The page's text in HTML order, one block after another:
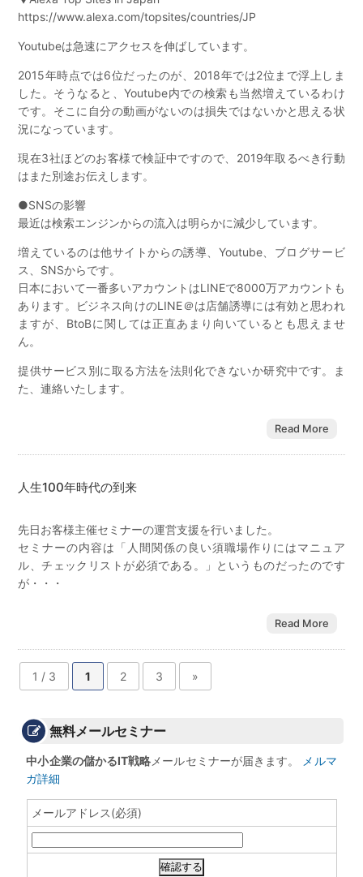
https://www.alexa.com/topsites/countries/JP
Youtubeは急速にアクセスを伸ばしています。
2015年時点では6位だったのが、2018年では2位まで浮上しま
した。そうなると、Youtube内での検索も当然増えているわけ
です。そこに自分の動画がないのは損失ではないかと思える状
況になっています。
現在3社ほどのお客様で検証中ですので、2019年取るべき行動
はまた別途お伝えします。
●SNSの影響
最近は検索エンジンからの流入は明らかに減少しています。
増えているのは他サイトからの誘導、Youtube、ブログサービ
ス、SNSからです。
日本において一番多いアカウントはLINEで8000万アカウントも
あります。ビジネス向けのLINE＠は店舗誘導には有効と思われ
ますが、BtoBに関しては正直あまり向いているとも思えませ
ん。
提供サービス別に取る方法を法則化できないか研究中です。ま
た、連絡いたします。
Read More
人生100年時代の到来
先日お客様主催セミナーの運営支援を行いました。
セミナーの内容は「人間関係の良い須職場作りにはマニュア
ル、チェックリストが必須である。」というものだったのです
が・・・
Read More
1 / 3 1 2 3 »
無料メールセミナー
中小企業の儲かるIT戦略メールセミナーが届きます。 メルマ
ガ詳細
メールアドレス(必須)